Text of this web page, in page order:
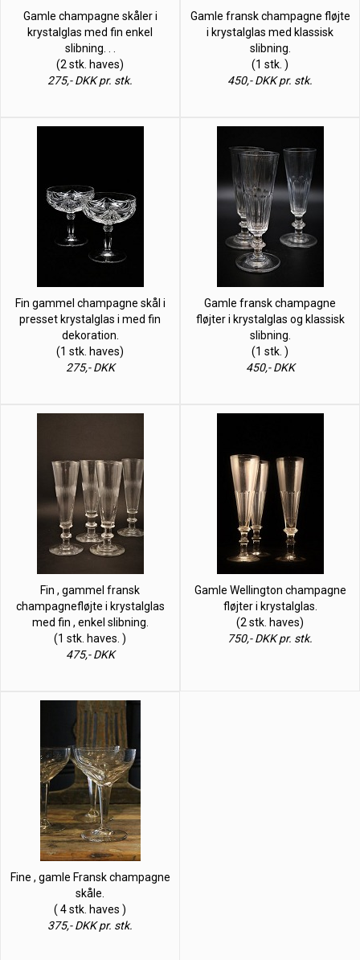
Gamle champagne skåler i
krystalglas med fin enkel
slibning. . .
(2 stk. haves)
275,- DKK pr. stk.
Gamle fransk champagne fløjte
i krystalglas med klassisk
slibning.
(1 stk. )
450,- DKK pr. stk.
Fin gammel champagne skål i
presset krystalglas i med fin
dekoration.
(1 stk. haves)
275,- DKK
Gamle fransk champagne
fløjter i krystalglas og klassisk
slibning.
(1 stk. )
450,- DKK
Fin , gammel fransk
champagnefløjte i krystalglas
med fin , enkel slibning.
(1 stk. haves. )
475,- DKK
Gamle Wellington champagne
fløjter i krystalglas.
(2 stk. haves)
750,- DKK pr. stk.
Fine , gamle Fransk champagne
skåle.
( 4 stk. haves )
375,- DKK pr. stk.